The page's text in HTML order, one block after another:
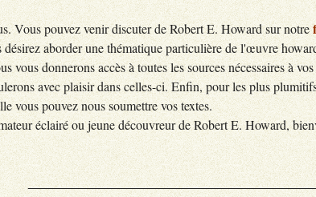
Vous pouvez venir discuter de Robert E. Howard sur notre
aborder une thématique particulière de l'œuvre
vous donnerons accès à toutes les sources nécessaires à
avec plaisir dans celles-ci. Enfin, pour les plus
vous pouvez nous soumettre vos textes.
éclairé ou jeune découvreur de Robert E. Howard,